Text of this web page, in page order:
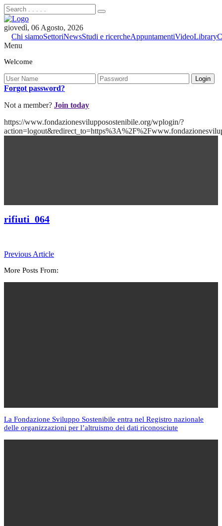
giovedì, 06 Agosto, 2026
Chi siamoSettoriNewsStudi e ricercheAppuntamentiVideoLibrary
Menu
Welcome
Forgot password?
Not a member? Join today
https://www.fondazionesvilupposostenibile.org/wplogin/?
rifiuti_064
Previous Article
More Posts From:
La Fondazione Sviluppo Sostenibile entra nel Registro nazionale
delle organizzazioni per l’altruismo dei dati riconosciute